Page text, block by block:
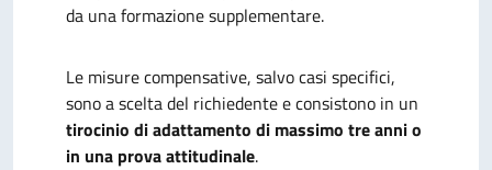
da una formazione supplementare.
Le misure compensative, salvo casi specifici,
sono a scelta del richiedente e consistono in un
tirocinio di adattamento di massimo tre anni o
in una prova attitudinale.